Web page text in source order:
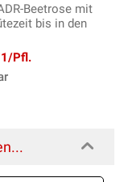
Beetrose mit
bis in den
Pfl.